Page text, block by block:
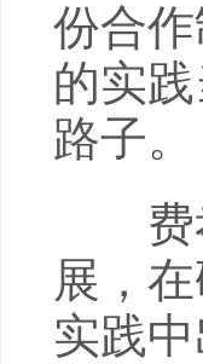
份合
的实
路子。
费孝
展，
实践